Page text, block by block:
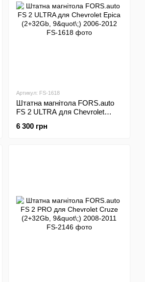
Артикул: FS-1618
Штатна магнітола FORS.auto
FS 2 ULTRA для Chevrolet
6 300 грн